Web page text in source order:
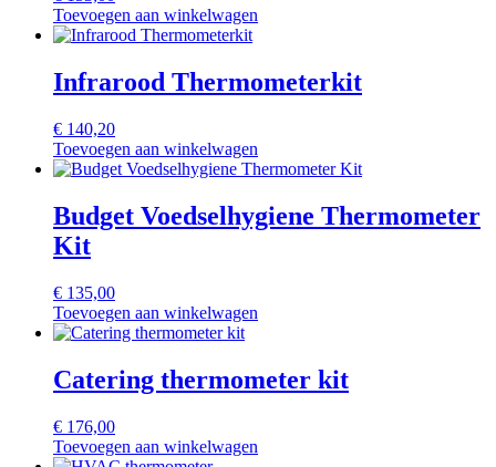
Toevoegen aan winkelwagen
Infrarood Thermometerkit
€ 140,20
Toevoegen aan winkelwagen
Budget Voedselhygiene Thermometer
Kit
€ 135,00
Toevoegen aan winkelwagen
Catering thermometer kit
€ 176,00
Toevoegen aan winkelwagen